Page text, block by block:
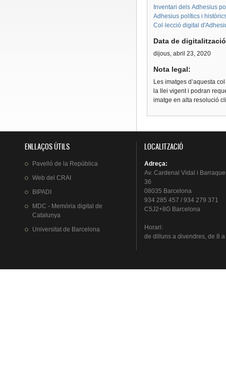
Inventari dels Adhesius
Adhesius polítics i
Col·lecció digital
Data de
dijous, abril 23, 2020
Nota legal:
Les imatges d’aquesta
la llei vigent i podran
imatge en alta resolució
ENLLAÇOS ÚTILS
Pavelló de la República
Web del CRAI
BIPADI
MDC - Memòria digital de
Catalunya
Universitat de Barcelona
LOCALITZACIÓ
Adreça:
Av. Cardenal Vidal i
36
08035 Barcelona
934 285 457 / 934 279 371
C5J2+8G Barcelona
Horari:
de dillunsa divendres, de 8